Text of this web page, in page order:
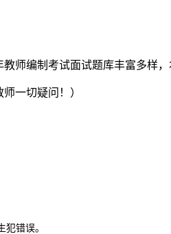
师编制考试面试题库丰富多样
一切疑问！）
错误。